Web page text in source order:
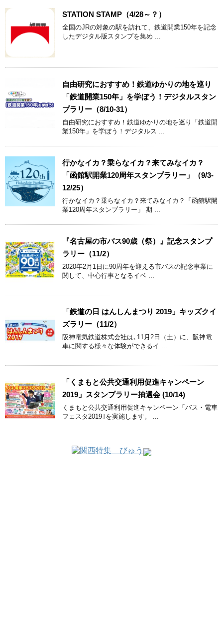
STATION STAMP（4/28～？）
全国のJRの対象の駅を訪れて、鉄道開業150年を記念
したデジタル版スタンプを集め ...
自由研究におすすめ！鉄道ゆかりの地を巡り
「鉄道開業150年」を学ぼう！デジタルスタン
プラリー（8/10-31）
自由研究におすすめ！鉄道ゆかりの地を巡り「鉄道開
業150年」を学ぼう！デジタルス ...
行かなイカ？乗らなイカ？来てみなイカ？
「函館駅開業120周年スタンプラリー」（9/3-
12/25）
行かなイカ？乗らなイカ？来てみなイカ？「函館駅開
業120周年スタンプラリー」 期 ...
『名古屋の市バス90歳（祭）』記念スタンプ
ラリー（11/2）
2020年2月1日に90周年を迎える市バスの記念事業に
関して、中心行事となるイベ ...
「鉄道の日 はんしんまつり 2019」キッズクイ
ズラリー（11/2）
阪神電気鉄道株式会社は､11月2日（土）に、阪神電
車に関する様々な体験ができるイ ...
「くまもと公共交通利用促進キャンペーン
2019」スタンプラリー抽選会 (10/14)
くまもと公共交通利用促進キャンペーン「バス・電車
フェスタ2019｣を実施します。 ...